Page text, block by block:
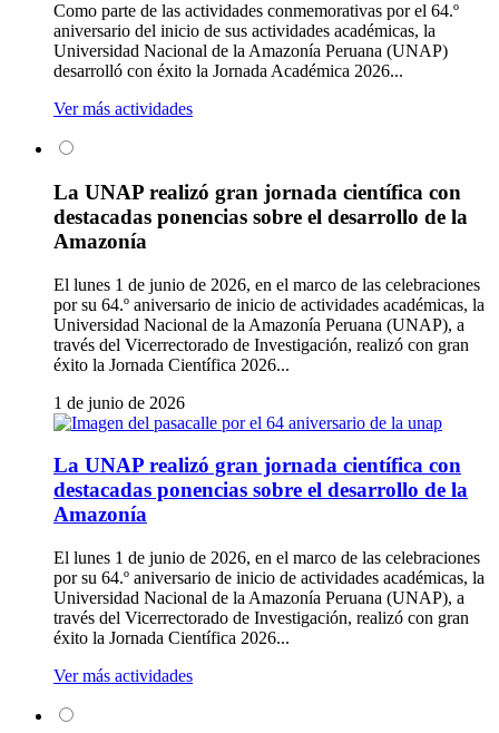
Como parte de las actividades conmemorativas por el 64.º
aniversario del inicio de sus actividades académicas, la
Universidad Nacional de la Amazonía Peruana (UNAP)
desarrolló con éxito la Jornada Académica 2026...
Ver más actividades
La UNAP realizó gran jornada científica con
destacadas ponencias sobre el desarrollo de la
Amazonía
El lunes 1 de junio de 2026, en el marco de las celebraciones
por su 64.º aniversario de inicio de actividades académicas, la
Universidad Nacional de la Amazonía Peruana (UNAP), a
través del Vicerrectorado de Investigación, realizó con gran
éxito la Jornada Científica 2026...
1 de junio de 2026
La UNAP realizó gran jornada científica con
destacadas ponencias sobre el desarrollo de la
Amazonía
El lunes 1 de junio de 2026, en el marco de las celebraciones
por su 64.º aniversario de inicio de actividades académicas, la
Universidad Nacional de la Amazonía Peruana (UNAP), a
través del Vicerrectorado de Investigación, realizó con gran
éxito la Jornada Científica 2026...
Ver más actividades